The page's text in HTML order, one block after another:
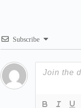
Subscribe